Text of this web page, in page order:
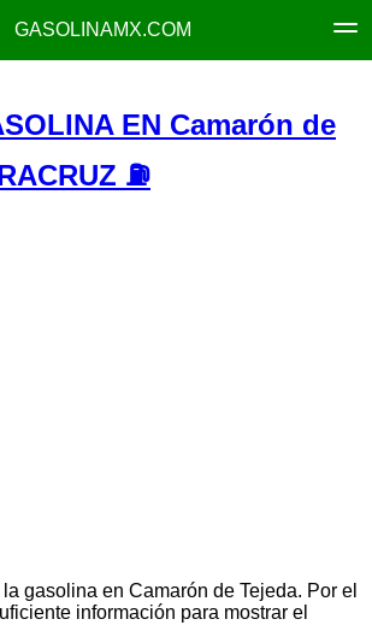
GASOLINAMX.COM
EN Camarón de
⛽
gasolina en Camarón de Tejeda. Por el
información para mostrar el